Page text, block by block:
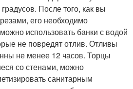
После того, как вы
его необходимо
использовать банки с водой
не повредят отлив. Отливы
не менее 12 часов. Торцы
со стенами, можно
санитарным